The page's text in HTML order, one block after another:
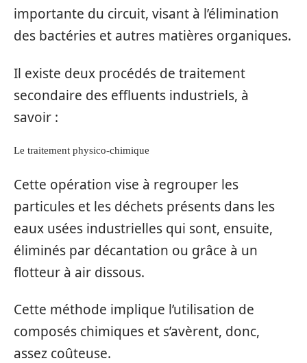
importante du circuit, visant à l’élimination
des bactéries et autres matières organiques.
Il existe deux procédés de traitement
secondaire des effluents industriels, à
savoir :
Le traitement physico-chimique
Cette opération vise à regrouper les
particules et les déchets présents dans les
eaux usées industrielles qui sont, ensuite,
éliminés par décantation ou grâce à un
flotteur à air dissous.
Cette méthode implique l’utilisation de
composés chimiques et s’avèrent, donc,
assez coûteuse.